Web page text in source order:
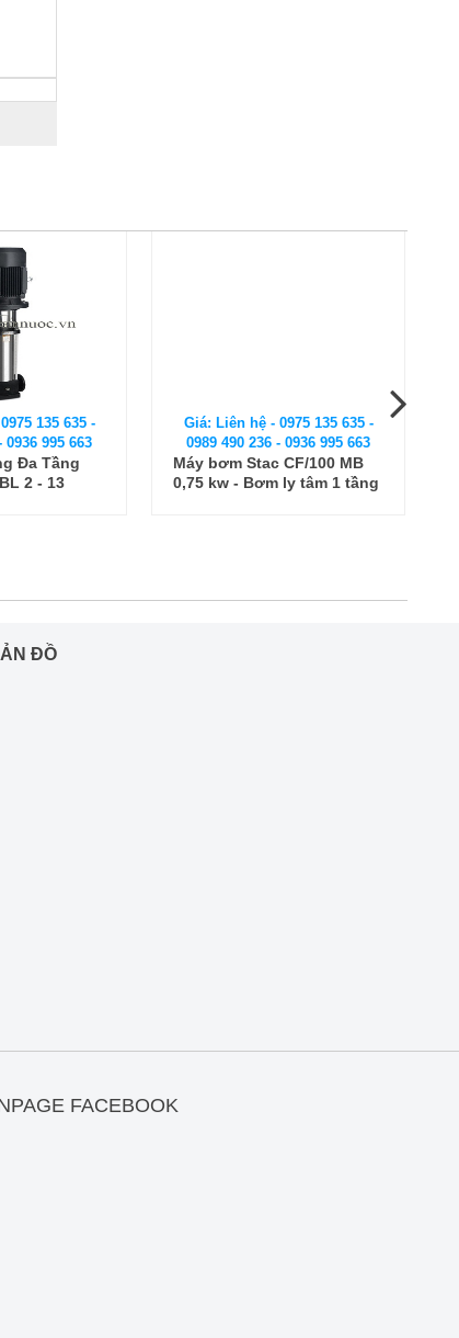
135 635 -
0936 995 663
Đa Tầng
2 - 13
0989 490 236 - 0936 995 663
Máy bơm Stac CF/100 MB
0,75 kw - Bơm ly tâm 1 tầng
cánh
ĐỒ
FACEBOOK